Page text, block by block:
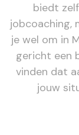
biedt
jobcoaching,
je wel om in
gericht een
vinden dat
jouw